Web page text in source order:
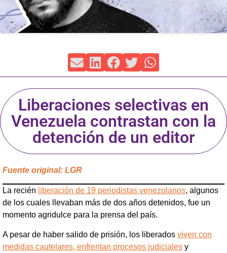
Liberaciones selectivas en
Venezuela contrastan con la
detención de un editor
Fuente original: LGR
La recién liberación de 19 periodistas venezolanos, algunos
de los cuales llevaban más de dos años detenidos, fue un
momento agridulce para la prensa del país.
A pesar de haber salido de prisión, los liberados viven con
medidas cautelares, enfrentan procesos judiciales y